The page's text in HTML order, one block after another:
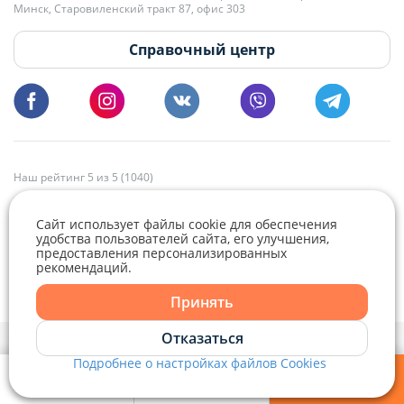
Telegram
18:00.
vg@domovita.by
Пишите и звоните нам в будние дни с 8:00 до 20:00.
Минск, Старовиленский тракт 87, офис 303
Справочный центр
Наш рейтинг 5 из 5 (1040)
Политика конфиденциальности,
Политика обработки файлов cookieиВыбор настроек Cookie
только при наличии активной ссылки.
Сайт использует файлы cookie для обеспечения
удобства пользователей сайта, его улучшения,
предоставления персонализированных
рекомендаций.
Принять
Отказаться
Подробнее о настройках файлов Cookies